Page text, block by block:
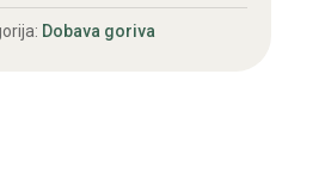
Dobava goriva